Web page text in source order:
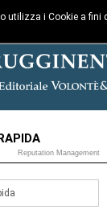
Reputation Management
utilizza i Cookie a fini